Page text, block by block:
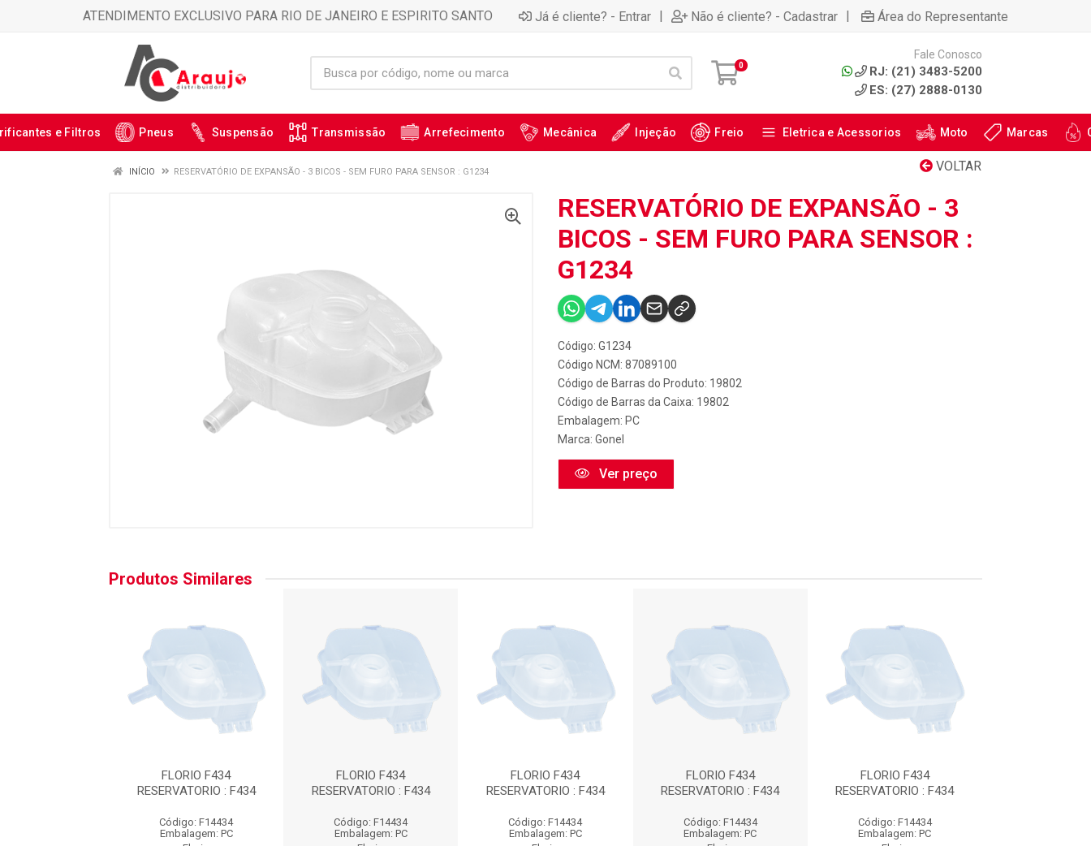
ATENDIMENTO EXCLUSIVO PARA RIO DE JANEIRO E ESPIRITO SANTO Já é cliente? - Entrar | Não é cliente? - Cadastrar | Área do Representante
0
Fale Conosco
RJ: (21) 3483-5200
ES: (27) 2888-0130
e Filtros Pneus Suspensão Transmissão Arrefecimento Mecânica Injeção Freio Eletrica e Acessorios Moto Marcas
VOLTAR
INÍCIO RESERVATÓRIO DE EXPANSÃO - 3 BICOS - SEM FURO PARA SENSOR : G1234
RESERVATÓRIO DE EXPANSÃO - 3
BICOS - SEM FURO PARA SENSOR :
G1234
Código: G1234
Código NCM: 87089100
Código de Barras do Produto: 19802
Código de Barras da Caixa: 19802
Embalagem: PC
Marca: Gonel
Ver preço
Produtos Similares
FLORIO F434
RESERVATORIO : F434
Código: F14434
Embalagem: PC
FLORIO F434
RESERVATORIO : F434
Código: F14434
Embalagem: PC
FLORIO F434
RESERVATORIO : F434
Código: F14434
Embalagem: PC
FLORIO F434
RESERVATORIO : F434
Código: F14434
Embalagem: PC
FLORIO F434
RESERVATORIO : F434
Código: F14434
Embalagem: PC